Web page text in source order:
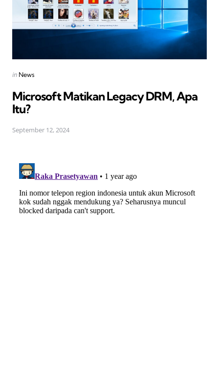
Posted
in News
Microsoft Matikan Legacy DRM, Apa
Itu?
September 12, 2024